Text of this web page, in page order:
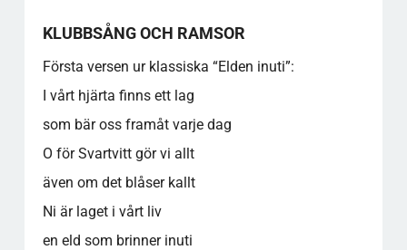
KLUBBSÅNG OCH RAMSOR
Första versen ur klassiska “Elden inuti”:
I vårt hjärta finns ett lag
som bär oss framåt varje dag
O för Svartvitt gör vi allt
även om det blåser kallt
Ni är laget i vårt liv
en eld som brinner inuti